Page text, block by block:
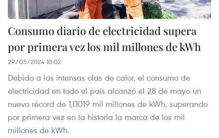
Consumo diario de electricidad supera
por primera vez los mil millones de kWh
29/05/2024 10:02
Debido a las intensas olas de calor, el consumo de
electricidad en todo el país alcanzó el 28 de mayo un
nuevo récord de 1,0019 mil millones de kWh, superando
por primera vez en la historia la marca de los mil
millones de kWh.